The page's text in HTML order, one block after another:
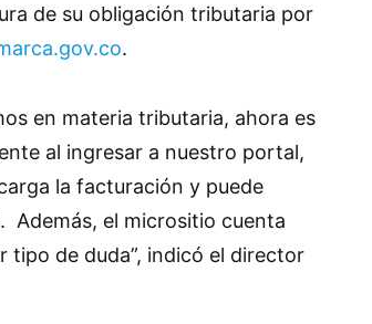
de su obligación tributaria por
.
en materia tributaria, ahora es
al ingresar a nuestro portal,
la facturación y puede
Además, el micrositio cuenta
tipo de duda”, indicó el director